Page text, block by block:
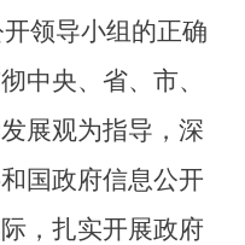
领导小组的正确
中央、省、市、
展观为指导，深
国政府信息公开
，扎实开展政府